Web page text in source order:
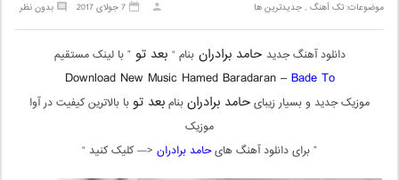
موضوعات:تک آهنگ ,جدیدترین ها بدون نظر 7 جولای 2017
دانلود آهنگ جدید حامد برادرانبنام “ بعد تو” با لینک مستقیم
Download New Music Hamed Baradaran –Bade To
موزیک جدید و بسیار زیبایحامد برادرانبنامبعد توبا بالاترین کیفیت در آوا
موزیک
” برای دانلود آهنگ هایحامد برادران <— کلیک کنید “